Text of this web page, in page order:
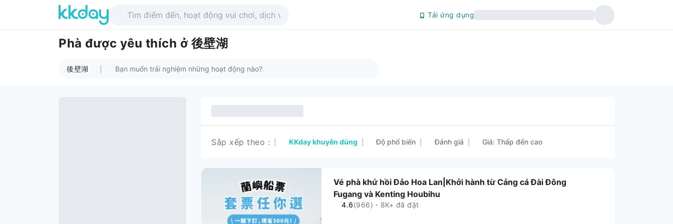
Tải ứng dụng
Phà được yêu thích ở 後壁湖
後壁湖
Sắp xếp theo : KKday khuyên dùng Độ phổ biến Đánh giá Giá: Thấp đến cao
Vé phà khứ hồi Đảo Hoa Lan|Khởi hành từ Cảng cá Đài Đông
Fugang và Kenting Houbihu
4.6(966)・8K+ đã đặt